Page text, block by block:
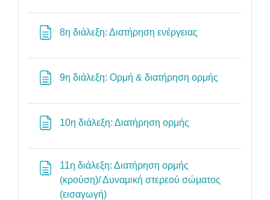
8η διάλεξη: Διατήρηση ενέργειας
9η διάλεξη: Ορμή & διατήρηση ορμής
10η διάλεξη: Διατήρηση ορμής
11η διάλεξη: Διατήρηση ορμής
(κρούση)/ Δυναμική στερεού σώματος
(εισαγωγή)Σελίδα